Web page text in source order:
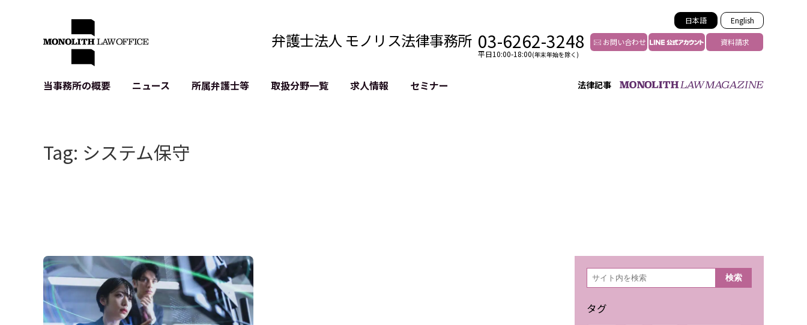
日本語 English
弁護士法人 モノリス法律事務所 03-6262-3248
平日10:00-18:00(年末年始を除く)
お問い合わせ 資料請求
法律記事
当事務所の概要
クライアントの声
出版書籍等
ニュース 所属弁護士等 取扱分野一覧
個人情報保護法関連
株式・M&A関連法務
求人情報 セミナー
Tag: システム保守
検
索 検索
タグ